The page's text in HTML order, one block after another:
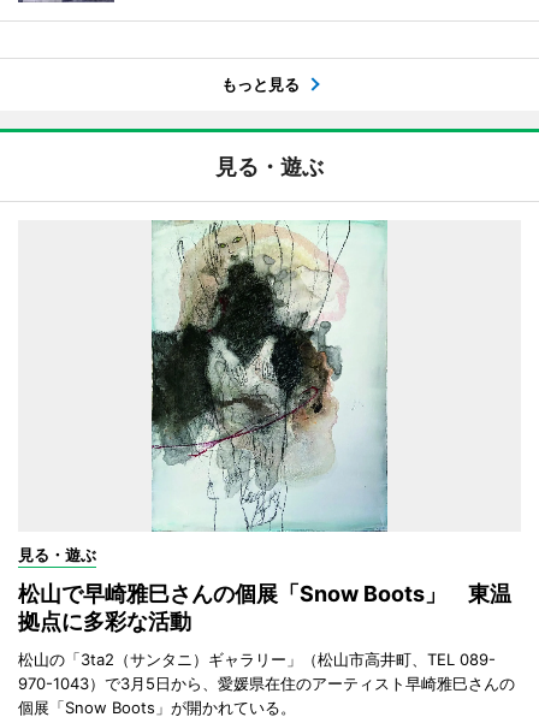
もっと見る
見る・遊ぶ
見る・遊ぶ
松山で早崎雅巳さんの個展「Snow Boots」 東温
拠点に多彩な活動
松山の「3ta2（サンタニ）ギャラリー」（松山市高井町、TEL 089-
970-1043）で3月5日から、愛媛県在住のアーティスト早崎雅巳さんの
個展「Snow Boots」が開かれている。